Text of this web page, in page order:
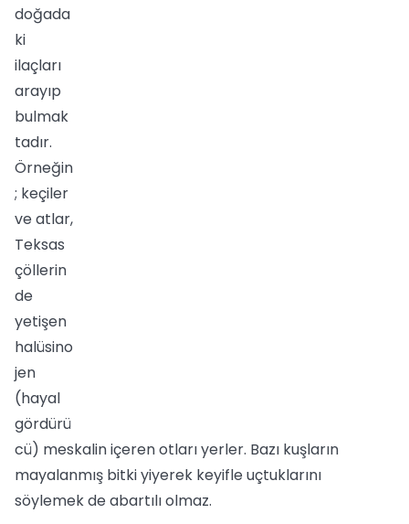
doğada
ki
ilaçları
arayıp
bulmak
tadır.
Örneğin
; keçiler
ve atlar,
Teksas
çöllerin
de
yetişen
halüsino
jen
(hayal
gördürü
cü) meskalin içeren otları yerler. Bazı kuşların
mayalanmış bitki yiyerek keyifle uçtuklarını
söylemek de abartılı olmaz.